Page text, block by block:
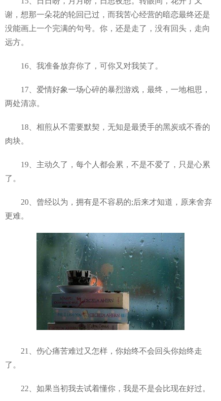
谢，想那一朵花的轮回已过，而我苦心经营的暗恋最终还是
没能画上一个完满的句号。你，还是走了，没有回头，走向
远方。
16、我准备放弃你了，可你又对我笑了。
17、爱情好象一场心碎的暴烈游戏，最终，一地相思，
两处清凉。
18、相煎从不需要默契，无知是最烫手的黑炭或不香的
肉块。
19、主动久了，每个人都会累，不是不爱了，只是心累
了。
20、曾经以为，拥有是不容易的;后来才知道，原来舍弃
更难。
21、伤心痛苦难过又怎样，你始终不会回头你始终走
了。
22、如果当初我去试着懂你，我是不是会比现在好过。